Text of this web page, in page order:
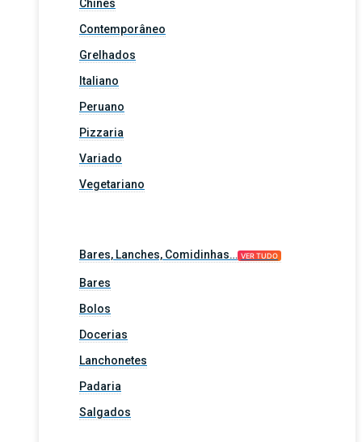
Chinês
Contemporâneo
Grelhados
Italiano
Peruano
Pizzaria
Variado
Vegetariano
Bares, Lanches, Comidinhas… VER TUDO
Bares
Bolos
Docerias
Lanchonetes
Padaria
Salgados